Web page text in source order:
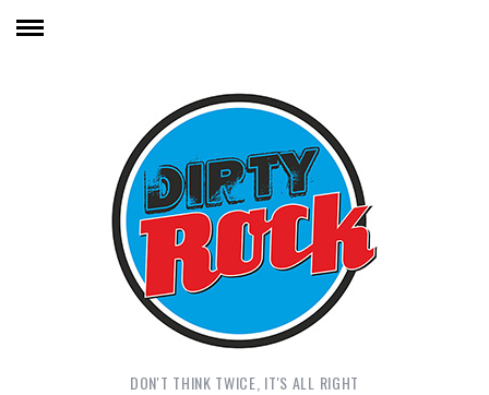
DON'T THINK TWICE, IT'S ALL RIGHT